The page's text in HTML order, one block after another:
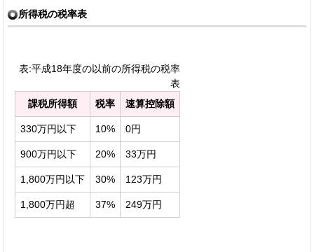
所得税の税率表
表:平成18年度の以前の所得税の税率
表
課税所得額
税率 速算控除額
330万円以下 10% 0円
900万円以下 20% 33万円
1,800万円以下 30% 123万円
1,800万円超 37% 249万円